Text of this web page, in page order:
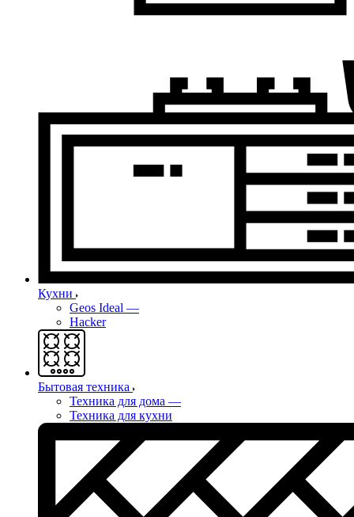
Кухни
Geos Ideal —
Hacker
Бытовая техника
Техника для дома —
Техника для кухни